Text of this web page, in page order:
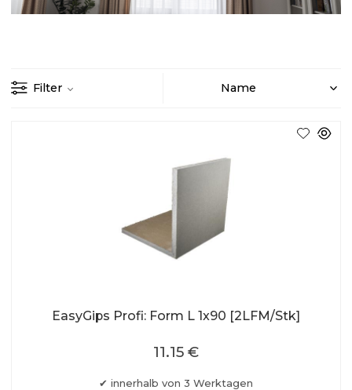
Filter
EasyGips Profi: Form L 1x90 [2LFM/Stk]
innerhalb von 3 Werktagen
11.15 €